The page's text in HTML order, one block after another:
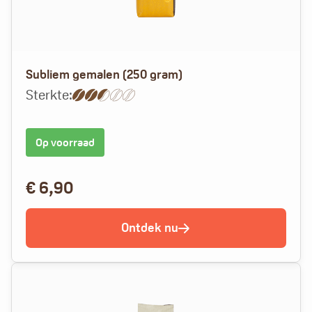
Subliem gemalen (250 gram)
Sterkte:
Op voorraad
€6,90
Ontdek nu